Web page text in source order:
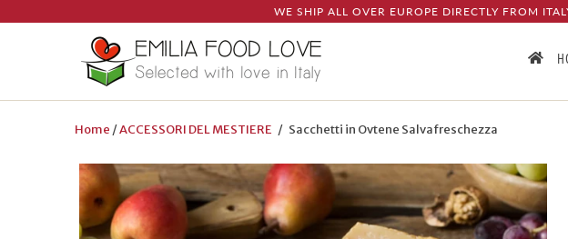
Home /ACCESSORI DEL MESTIERE / Sacchetti in Ovtene Salvafreschezza
WE SHIP ALL OVER EUROPE DIRECTLY FROM